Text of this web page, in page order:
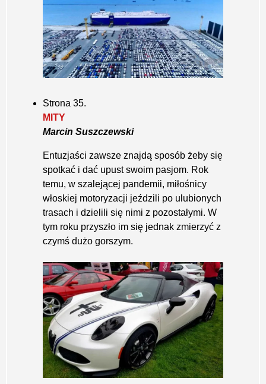
Strona 35.
MITY
Marcin Suszczewski
Entuzjaści zawsze znajdą sposób żeby się
spotkać i dać upust swoim pasjom. Rok
temu, w szalejącej pandemii, miłośnicy
włoskiej motoryzacji jeździli po ulubionych
trasach i dzielili się nimi z pozostałymi. W
tym roku przyszło im się jednak zmierzyć z
czymś dużo gorszym.